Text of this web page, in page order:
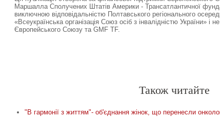
Маршалла Сполучених Штатів Америки - Трансатлантичної
виключною відповідальністю Полтавського регіонального
«Всеукраїнська організація Союз осіб з інвалідністю України» і
Європейського Союзу та GMF TF.
Також читайте
"В гармонії з життям"- об'єднання жінок, що перенесли